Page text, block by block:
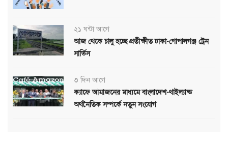
২১ ঘন্টা আগে
আজ থেকে চালু হচ্ছে প্রতীক্ষীত ঢাকা-গোপালগঞ্জ ট্রেন
সার্ভিস
৩ দিন আগে
ক্যাফে আমাজনের মাধ্যমে বাংলাদেশ-থাইল্যান্ড
অর্থনৈতিক সম্পর্কে নতুন সংযোগ